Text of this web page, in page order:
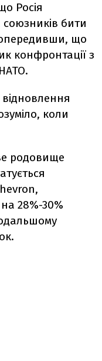
Росія
бити
що
конфронтації з
відновлення
коли
родовище
28%-30%